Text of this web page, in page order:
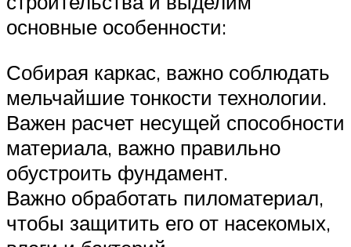
основные особенности:
Собирая каркас, важно соблюдать
мельчайшие тонкости технологии.
Важен расчет несущей способности
материала, важно правильно
обустроить фундамент.
Важно обработать пиломатериал,
чтобы защитить его от насекомых,